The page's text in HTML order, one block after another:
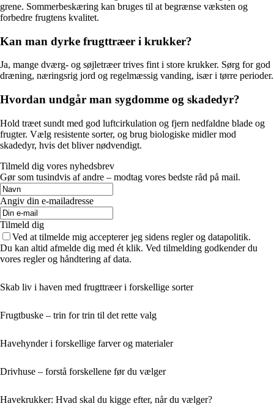
grene. Sommerbeskæring kan bruges til at begrænse væksten og
forbedre frugtens kvalitet.
Kan man dyrke frugttræer i krukker?
Ja, mange dværg- og søjletræer trives fint i store krukker. Sørg for god
dræning, næringsrig jord og regelmæssig vanding, især i tørre perioder.
Hvordan undgår man sygdomme og skadedyr?
Hold træet sundt med god luftcirkulation og fjern nedfaldne blade og
frugter. Vælg resistente sorter, og brug biologiske midler mod
skadedyr, hvis det bliver nødvendigt.
Tilmeld dig vores nyhedsbrev
Gør som tusindvis af andre – modtag vores bedste råd på mail.
Angiv din e-mailadresse
Tilmeld dig
Ved at tilmelde mig accepterer jeg sidens regler og datapolitik.
Du kan altid afmelde dig med ét klik. Ved tilmelding godkender du
vores regler og håndtering af data.
Skab liv i haven med frugttræer i forskellige sorter
Frugtbuske – trin for trin til det rette valg
Havehynder i forskellige farver og materialer
Drivhuse – forstå forskellene før du vælger
Havekrukker: Hvad skal du kigge efter, når du vælger?